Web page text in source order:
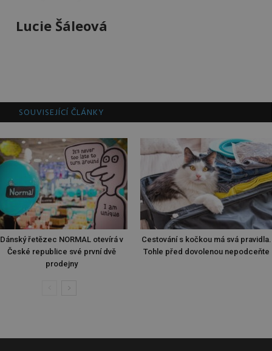
Lucie Šáleová
SOUVISEJÍCÍ ČLÁNKY
Dánský řetězec NORMAL otevírá v
České republice své první dvě
prodejny
Cestování s kočkou má svá pravidla.
Tohle před dovolenou nepodceňte